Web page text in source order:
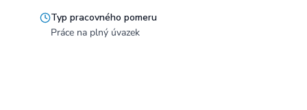
Typ pracovného pomeru
Práce na plný úvazek